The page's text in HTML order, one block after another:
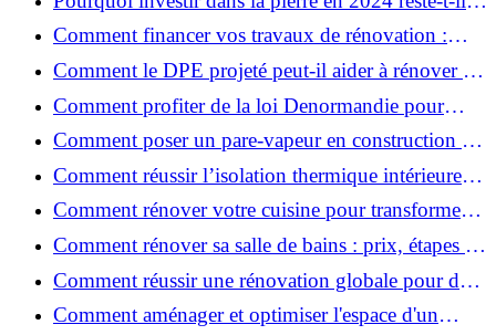
un choix sûr ?
Comment financer vos travaux de rénovation :
aides, prêts et solutions pratiques ?
Comment le DPE projeté peut-il aider à rénover et
valoriser votre bien ?
Comment profiter de la loi Denormandie pour
investir dans l'ancien et défiscaliser ?
Comment poser un pare-vapeur en construction et
rénovation : rôle et erreurs à éviter?
Comment réussir l’isolation thermique intérieure
pour une maison économe en énergie ?
Comment rénover votre cuisine pour transformer
votre espace de vie ?
Comment rénover sa salle de bains : prix, étapes et
astuces ?
Comment réussir une rénovation globale pour des
économies et un confort durables?
Comment aménager et optimiser l'espace d'un